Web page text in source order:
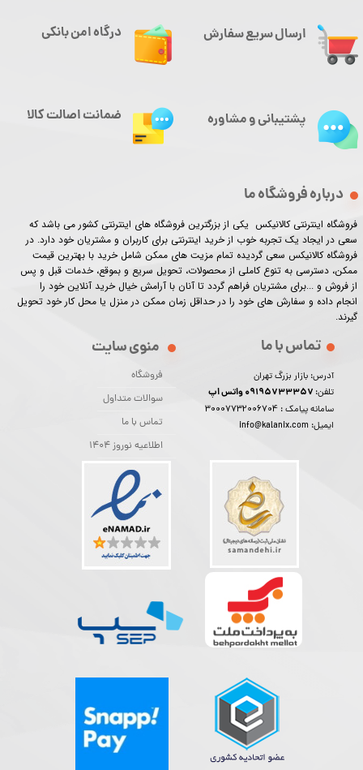
ارسال سریع سفارش
درباره فروشگاه ما
فروشگاه اینترنتی کالانیکس یکی از بزرگترین فروشگاه های اینترنتی کشور می باشد که
سعی در ایجاد یک تجربه خوب از خرید اینترنتی برای کاربران و مشتریان خود دارد. در
فروشگاه کالانیکس سعی گردیده تمام مزیت های ممکن شامل خرید با بهترین قیمت
ممکن، دسترسی به تنوع کاملی از محصولات، تحویل سریع و بموقع، خدمات قبل و پس
از فروش و ...برای مشتریان فراهم گردد تا آنان با آرامش خیال خرید آنلاین خود را
انجام داده و سفارش های خود را در حداقل زمان ممکن در منزل یا محل کار خود تحویل
گیرند.​​​​​​​
منوی سایت
فروشگاه
سوالات متداول
تماس با ما
اطلاعیه نوروز 1404
تماس با ما
آدرس: بازار بزرگ تهران
تلفن:
سامانه پیامک : 30007732006704
ایمیل: info@kalanix.com
درگاه امن بانکی
پشتیبانی و مشاوره ضمانت اصالت کالا